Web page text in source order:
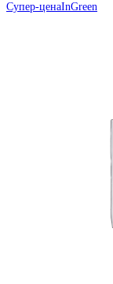
Супер-ценаInGreen